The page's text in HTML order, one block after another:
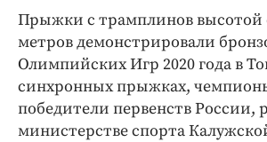
Издания
Медиаперсона
Интересное чтиво
Клиника года
Бренд года
Прыжки с трамплинов высотой
метров демонстрировали
Олимпийских Игр 2020 года в
синхронных прыжках,
победители первенств России,
министерстве спорта